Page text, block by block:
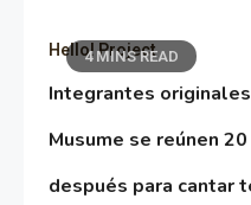
4 MINS READ
Hello! Project
Integrantes
Musume se reúnen
después para cantar